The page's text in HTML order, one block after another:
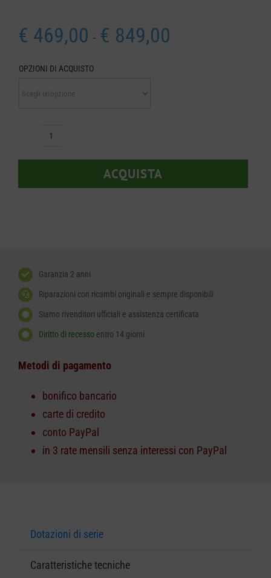
€ 469,00 - € 849,00
OPZIONI DI ACQUISTO
Milwaukee
ACQUISTA
Garanzia 2 anni
Riparazioni con ricambi originali e sempre disponibili
Siamo rivenditori ufficiali e assistenza certificata
Diritto di recesso entro 14 giorni
Metodi di pagamento
bonifico bancario
carte di credito
conto PayPal
in 3 rate mensili senza interessi con PayPal
Dotazioni di serie
Caratteristiche tecniche